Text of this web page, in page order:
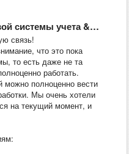
&quot;Большая Птица 2.0&quot;
связь!
что это пока
то есть даже не та
работать.
можно полноценно вести
Мы очень хотели
на текущий момент, и